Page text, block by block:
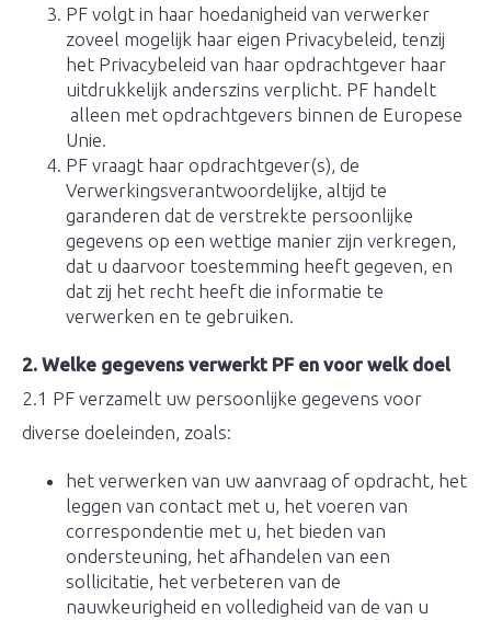
PF volgt in haar hoedanigheid van verwerker
zoveel mogelijk haar eigen Privacybeleid, tenzij
het Privacybeleid van haar opdrachtgever haar
uitdrukkelijk anderszins verplicht. PF handelt
alleen met opdrachtgevers binnen de Europese
Unie.
PF vraagt haar opdrachtgever(s), de
Verwerkingsverantwoordelijke, altijd te
garanderen dat de verstrekte persoonlijke
gegevens op een wettige manier zijn verkregen,
dat u daarvoor toestemming heeft gegeven, en
dat zij het recht heeft die informatie te
verwerken en te gebruiken.
2. Welke gegevens verwerkt PF en voor welk doel
2.1 PF verzamelt uw persoonlijke gegevens voor
diverse doeleinden, zoals:
het verwerken van uw aanvraag of opdracht, het
leggen van contact met u, het voeren van
correspondentie met u, het bieden van
ondersteuning, het afhandelen van een
sollicitatie, het verbeteren van de
nauwkeurigheid en volledigheid van de van u